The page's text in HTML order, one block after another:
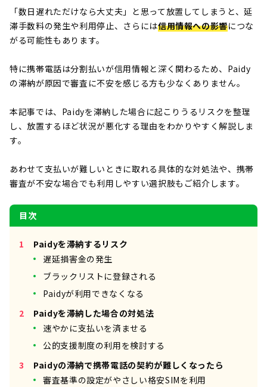
「数日遅れただけなら大丈夫」と思って放置してしまうと、延
滞手数料の発生や利用停止、さらには信用情報への影響につな
がる可能性もあります。
特に携帯電話は分割払いが信用情報と深く関わるため、Paidy
の滞納が原因で審査に不安を感じる方も少なくありません。
本記事では、Paidyを滞納した場合に起こりうるリスクを整理
し、放置するほど状況が悪化する理由をわかりやすく解説しま
す。
あわせて支払いが難しいときに取れる具体的な対処法や、携帯
審査が不安な場合でも利用しやすい選択肢もご紹介します。
目次
Paidyを滞納するリスク
遅延損害金の発生
ブラックリストに登録される
Paidyが利用できなくなる
Paidyを滞納した場合の対処法
速やかに支払いを済ませる
公的支援制度の利用を検討する
Paidyの滞納で携帯電話の契約が難しくなったら
審査基準の設定がやさしい格安SIMを利用